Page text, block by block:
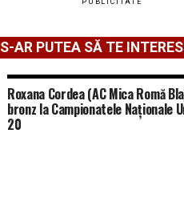
S-AR PUTEA SĂ TE
Roxana Cordea (AC Mica Romă
bronz la Campionatele Naționale
20